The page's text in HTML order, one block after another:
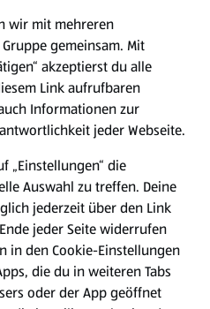
wir mit mehreren
gemeinsam. Mit
akzeptierst du alle
Link aufrufbaren
Informationen zur
jeder Webseite.
„Einstellungen“ die
Auswahl zu treffen. Deine
jederzeit über den Link
jeder Seite widerrufen
in den Cookie-Einstellungen
die du in weiteren Tabs
oder der App geöffnet